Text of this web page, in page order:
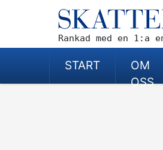
Rankad med en 1:a
START
OM
OSS